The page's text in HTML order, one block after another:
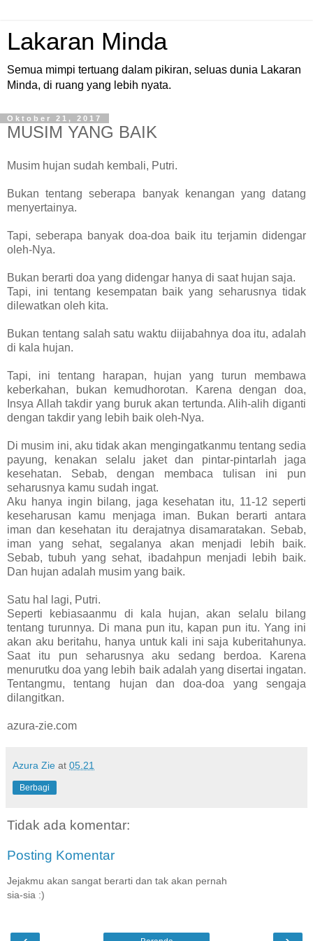
Lakaran Minda
Semua mimpi tertuang dalam pikiran, seluas dunia Lakaran
Minda, di ruang yang lebih nyata.
Oktober 21, 2017
MUSIM YANG BAIK
Musim hujan sudah kembali, Putri.
Bukan tentang seberapa banyak kenangan yang datang
menyertainya.
Tapi, seberapa banyak doa-doa baik itu terjamin didengar
oleh-Nya.
Bukan berarti doa yang didengar hanya di saat hujan saja.
Tapi, ini tentang kesempatan baik yang seharusnya tidak
dilewatkan oleh kita.
Bukan tentang salah satu waktu diijabahnya doa itu, adalah
di kala hujan.
Tapi, ini tentang harapan, hujan yang turun membawa
keberkahan, bukan kemudhorotan. Karena dengan doa,
Insya Allah takdir yang buruk akan tertunda. Alih-alih diganti
dengan takdir yang lebih baik oleh-Nya.
Di musim ini, aku tidak akan mengingatkanmu tentang sedia
payung, kenakan selalu jaket dan pintar-pintarlah jaga
kesehatan. Sebab, dengan membaca tulisan ini pun
seharusnya kamu sudah ingat.
Aku hanya ingin bilang, jaga kesehatan itu, 11-12 seperti
keseharusan kamu menjaga iman. Bukan berarti antara
iman dan kesehatan itu derajatnya disamaratakan. Sebab,
iman yang sehat, segalanya akan menjadi lebih baik.
Sebab, tubuh yang sehat, ibadahpun menjadi lebih baik.
Dan hujan adalah musim yang baik.
Satu hal lagi, Putri.
Seperti kebiasaanmu di kala hujan, akan selalu bilang
tentang turunnya. Di mana pun itu, kapan pun itu. Yang ini
akan aku beritahu, hanya untuk kali ini saja kuberitahunya.
Saat itu pun seharusnya aku sedang berdoa. Karena
menurutku doa yang lebih baik adalah yang disertai ingatan.
Tentangmu, tentang hujan dan doa-doa yang sengaja
dilangitkan.
azura-zie.com
Azura Zie at 05.21
Berbagi
Tidak ada komentar:
Posting Komentar
Jejakmu akan sangat berarti dan tak akan pernah
sia-sia :)